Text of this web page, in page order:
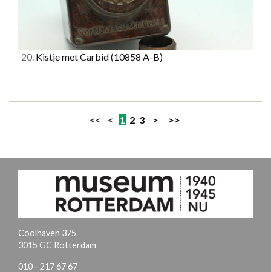
20. Kistje met Carbid(10858 A-B)
<< < 1 2 3 > >>
Coolhaven 375
3015 GC Rotterdam
010 - 217 67 67